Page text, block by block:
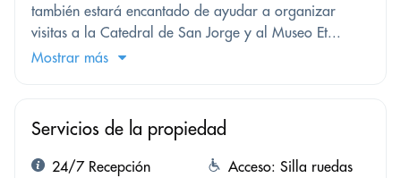
también estará encantado de ayudar a organizar
visitas a la Catedral de San Jorge y al Museo Et...
Mostrar más
Servicios de la propiedad
24/7 Recepción
Acceso: Silla ruedas